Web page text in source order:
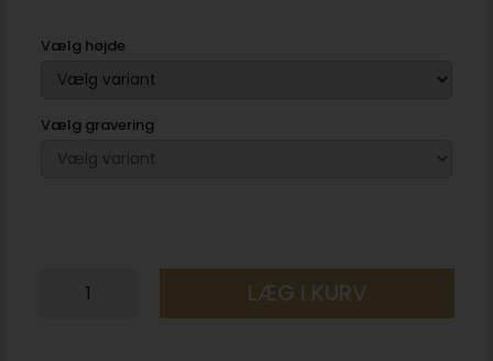
Vælg højde
Vælg gravering
LÆG I KURV